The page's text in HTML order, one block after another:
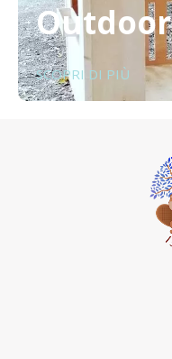
Outdoor
SCOPRI DI PIÙ